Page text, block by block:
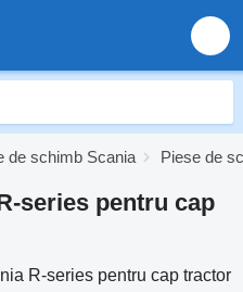
de schimb Scania Piese de
series pentru cap
R-series pentru cap tractor